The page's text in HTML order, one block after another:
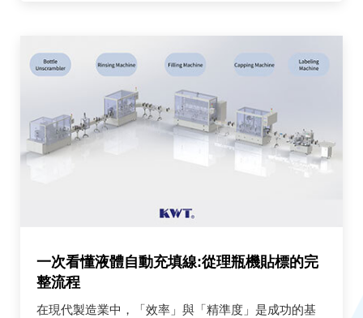
一次看懂液體自動充填線:從理瓶機貼標的完
整流程
在現代製造業中，「效率」與「精準度」是成功的基